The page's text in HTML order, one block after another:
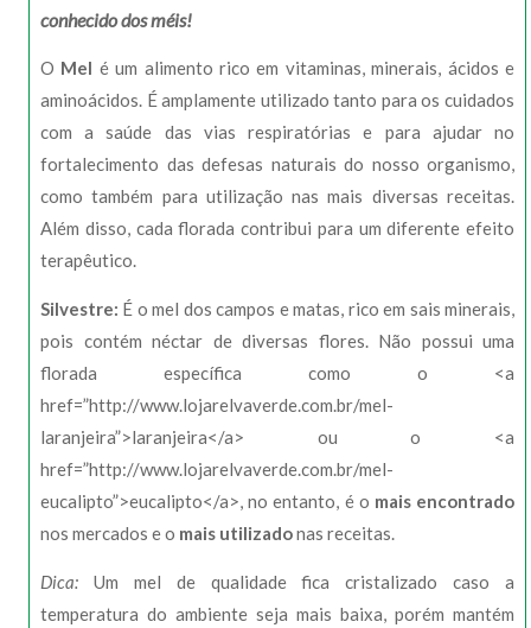
conhecido dos méis!
O Mel é um alimento rico em vitaminas, minerais, ácidos e
aminoácidos. É amplamente utilizado tanto para os cuidados
com a saúde das vias respiratórias e para ajudar no
fortalecimento das defesas naturais do nosso organismo,
como também para utilização nas mais diversas receitas.
Além disso, cada florada contribui para um diferente efeito
terapêutico.
Silvestre: É o mel dos campos e matas, rico em sais minerais,
pois contém néctar de diversas flores. Não possui uma
florada específica como o <a
href=”http://www.lojarelvaverde.com.br/mel-
laranjeira”>laranjeira</a> ou o <a
href=”http://www.lojarelvaverde.com.br/mel-
eucalipto”>eucalipto</a>, no entanto, é o mais encontrado
nos mercados e o mais utilizadonas receitas.
Dica: Um mel de qualidade fica cristalizado caso a
temperatura do ambiente seja mais baixa, porém mantém